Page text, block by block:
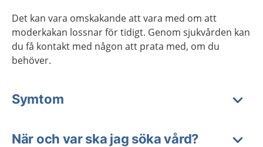
Det kan vara omskakande att vara med om att
moderkakan lossnar för tidigt. Genom sjukvården kan
du få kontakt med någon att prata med, om du
behöver.
Symtom
När och var ska jag söka vård?